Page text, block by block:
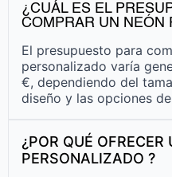
¿CUÁL ES EL
COMPRAR UN NEÓN
El presupuesto para
personalizado varía
€, dependiendo del
diseño y las opciones
¿POR QUÉ OFRECER
PERSONALIZADO ?